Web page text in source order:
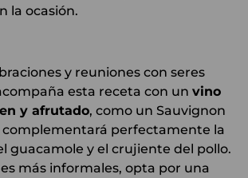
la ocasión.
y reuniones con seres
esta receta con un vino
y afrutado, como un Sauvignon
complementará perfectamente la
guacamole y el crujiente del pollo.
más informales, opta por una